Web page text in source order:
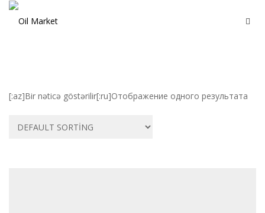
[:az]Bir nəticə göstərilir[:ru]Отображение одного результата